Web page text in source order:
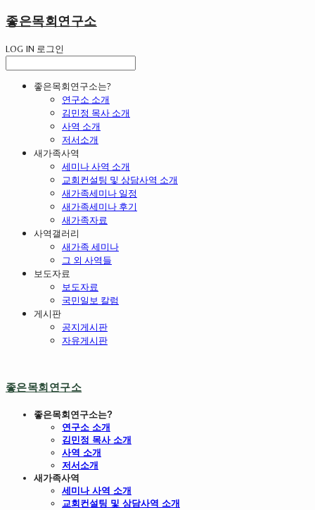
좋은목회연구소
LOG IN 로그인
좋은목회연구소는?
연구소 소개
김민정 목사 소개
사역 소개
저서소개
새가족사역
세미나 사역 소개
교회컨설팅 및 상담사역 소개
새가족세미나 일정
새가족세미나 후기
새가족자료
사역갤러리
새가족 세미나
그 외 사역들
보도자료
보도자료
국민일보 칼럼
게시판
공지게시판
자유게시판
좋은목회연구소
좋은목회연구소는?
연구소 소개
김민정 목사 소개
사역 소개
저서소개
새가족사역
세미나 사역 소개
교회컨설팅 및 상담사역 소개